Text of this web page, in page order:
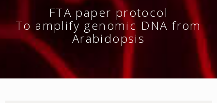
FTA paper protocol
To amplify genomic DNA from
Arabidopsis